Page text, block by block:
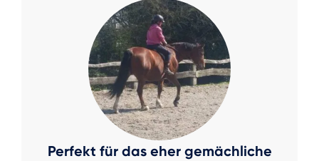
Perfekt für das eher gemächliche